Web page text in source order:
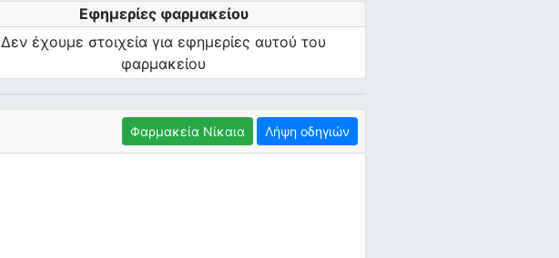
Εφημερίες φαρμακείου
Δεν έχουμε στοιχεία για εφημερίες αυτού του
φαρμακείου
Φαρμακεία Νίκαια Λήψη οδηγιών